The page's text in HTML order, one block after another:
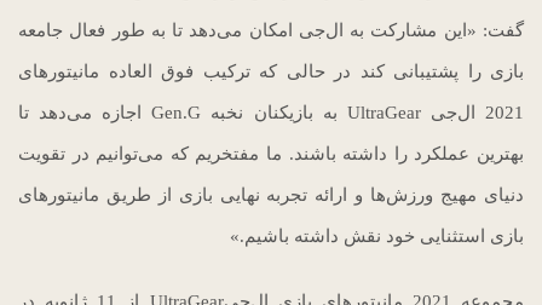
گفت: «این مشارکت به ال‌جی امکان می‌دهد تا به طور فعال جامعه
بازی را پشتیبانی کند در حالی که ترکیب فوق العاده مانیتورهای
2021 ال‌جی UltraGear به بازیکنان نخبه Gen.G اجازه می‌دهد تا
بهترین عملکرد را داشته باشند. ما مفتخریم که می‌توانیم در تقویت
دنیای مهیج ورزش‌ها و ارائه تجربه نهایی بازی از طریق مانیتورهای
بازی استثنایی خود نقش داشته باشیم.»